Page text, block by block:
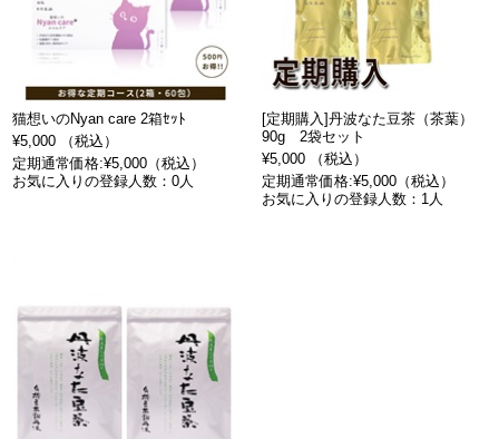
猫想いのNyan care 2箱ｾｯﾄ
¥5,000 （税込）
定期通常価格:¥5,000（税込）
お気に入りの登録人数：0人
[定期購入]丹波なた豆茶（茶葉）
90g 2袋セット
¥5,000 （税込）
定期通常価格:¥5,000（税込）
お気に入りの登録人数：1人